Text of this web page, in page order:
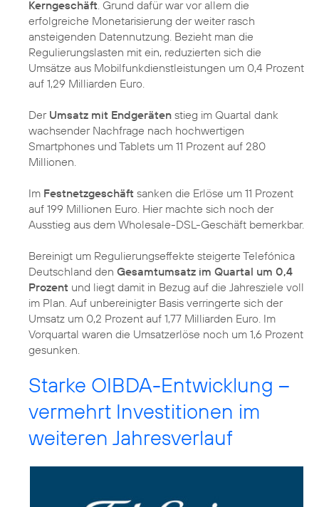
Kerngeschäft. Grund dafür war vor allem die
erfolgreiche Monetarisierung der weiter rasch
ansteigenden Datennutzung. Bezieht man die
Regulierungslasten mit ein, reduzierten sich die
Umsätze aus Mobilfunkdienstleistungen um 0,4 Prozent
auf 1,29 Milliarden Euro.
Der Umsatz mit Endgeräten stieg im Quartal dank
wachsender Nachfrage nach hochwertigen
Smartphones und Tablets um 11 Prozent auf 280
Millionen.
Im Festnetzgeschäft sanken die Erlöse um 11 Prozent
auf 199 Millionen Euro. Hier machte sich noch der
Ausstieg aus dem Wholesale-DSL-Geschäft bemerkbar.
Bereinigt um Regulierungseffekte steigerte Telefónica
Deutschland den Gesamtumsatz im Quartal um 0,4
Prozent und liegt damit in Bezug auf die Jahresziele voll
im Plan. Auf unbereinigter Basis verringerte sich der
Umsatz um 0,2 Prozent auf 1,77 Milliarden Euro. Im
Vorquartal waren die Umsatzerlöse noch um 1,6 Prozent
gesunken.
Starke OIBDA-Entwicklung –
vermehrt Investitionen im
weiteren Jahresverlauf